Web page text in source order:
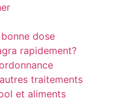
dose
rapidement?
traitements
et aliments